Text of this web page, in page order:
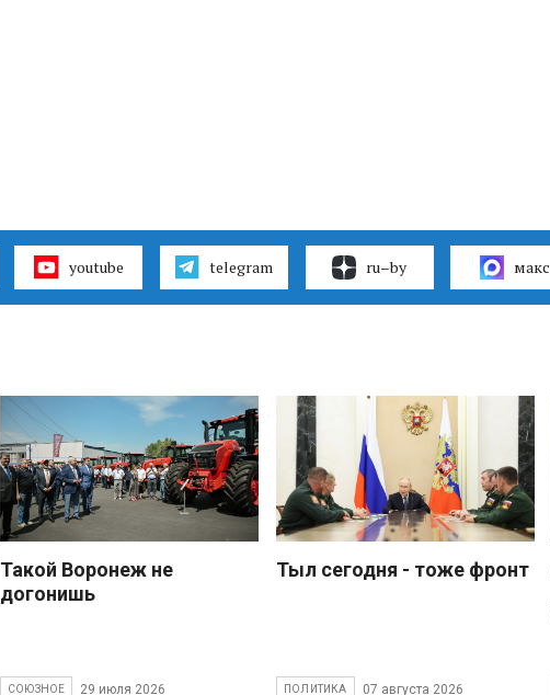
youtube telegram ru–by макс
Такой Воронеж не
догонишь
СОЮЗНОЕ 29 июля 2026
Тыл сегодня - тоже фронт
ПОЛИТИКА 07 августа 2026